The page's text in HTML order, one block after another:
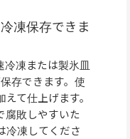
凍保存できま
冷凍または製氷皿
存できます。使
て仕上げます。
腐敗しやすいた
冷凍してくださ